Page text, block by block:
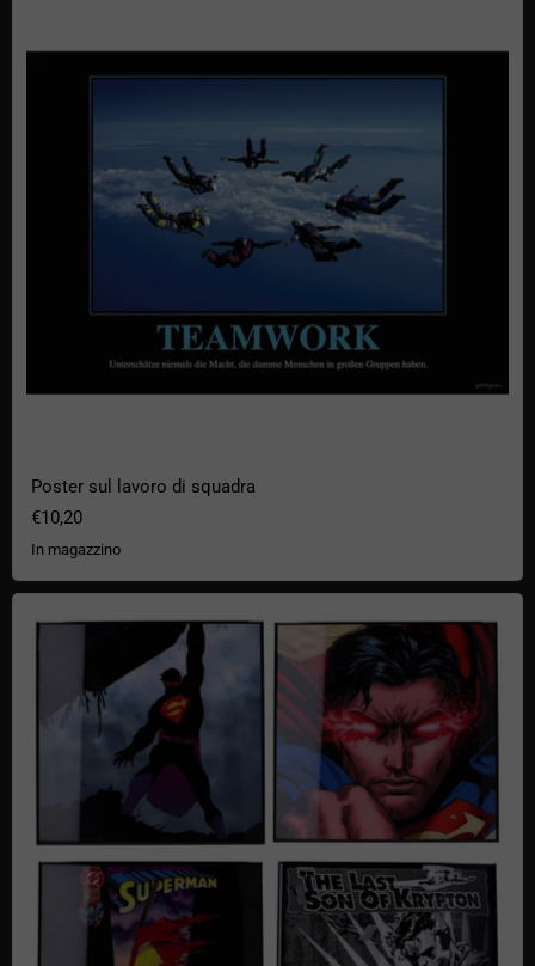
Poster sul lavoro di squadra
€10,20
In magazzino